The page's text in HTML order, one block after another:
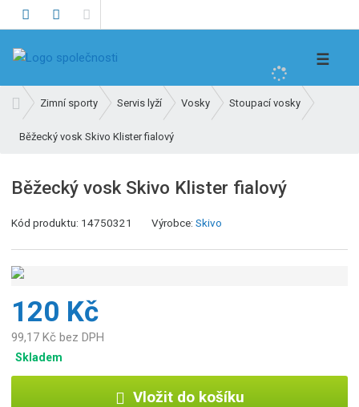
t
☰
v
o
í
t
n
Zimní sporty Servis lyží Vosky Stoupací vosky
Běžecký vosk Skivo Klister fialový
Běžecký vosk Skivo Klister fialový
Kód produktu: 14750321
K
e
:
Výrobce:Skivo
120 Kč
99,17 Kč bez DPH
Skladem
Vložit do košíku